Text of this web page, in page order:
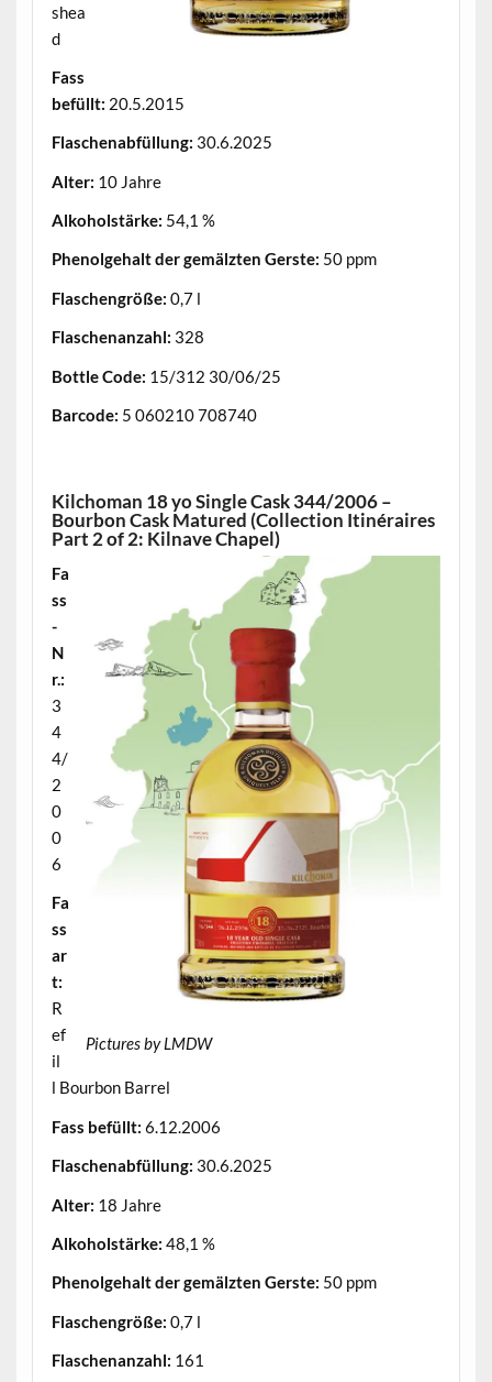
shea
d
Fass
befüllt: 20.5.2015
Flaschenabfüllung: 30.6.2025
Alter: 10 Jahre
Alkoholstärke: 54,1 %
Phenolgehalt der gemälzten Gerste: 50 ppm
Flaschengröße: 0,7 l
Flaschenanzahl: 328
Bottle Code: 15/312 30/06/25
Barcode: 5 060210 708740
Kilchoman 18 yo Single Cask 344/2006 –
Bourbon Cask Matured (Collection Itinéraires
Part 2 of 2: Kilnave Chapel)
Pictures by LMDW
Fa
ss
-
N
r.:
3
4
4/
2
0
0
6
Fa
ss
ar
t:
R
ef
il
l Bourbon Barrel
Fass befüllt: 6.12.2006
Flaschenabfüllung: 30.6.2025
Alter: 18 Jahre
Alkoholstärke: 48,1 %
Phenolgehalt der gemälzten Gerste: 50 ppm
Flaschengröße: 0,7 l
Flaschenanzahl: 161